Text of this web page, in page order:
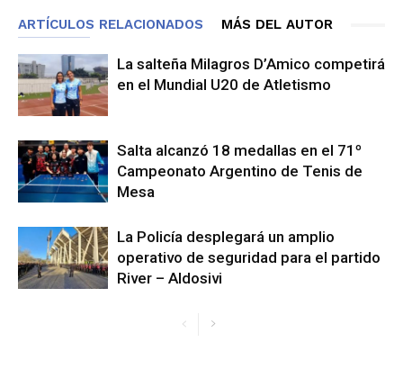
ARTÍCULOS RELACIONADOS MÁS DEL AUTOR
La salteña Milagros D’Amico competirá
en el Mundial U20 de Atletismo
Salta alcanzó 18 medallas en el 71º
Campeonato Argentino de Tenis de
Mesa
La Policía desplegará un amplio
operativo de seguridad para el partido
River – Aldosivi